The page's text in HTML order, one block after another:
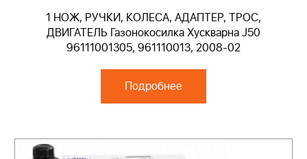
1 НОЖ, РУЧКИ, КОЛЕСА, АДАПТЕР, ТРОС,
ДВИГАТЕЛЬ Газонокосилка Хускварна J50
96111001305, 961110013, 2008-02
Подробнее